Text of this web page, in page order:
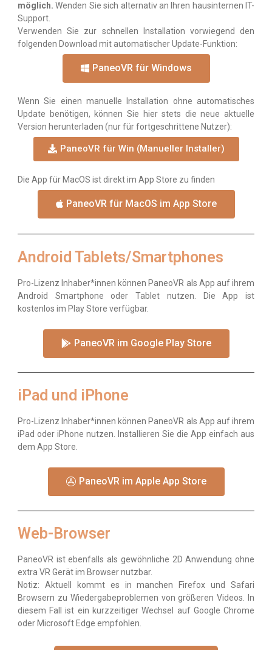
möglich. Wenden Sie sich alternativ an Ihren hausinternen IT-
Support.
Verwenden Sie zur schnellen Installation vorwiegend den
folgenden Download mit automatischer Update-Funktion:
PaneoVR für Windows
Wenn Sie einen manuelle Installation ohne automatisches
Update benötigen, können Sie hier stets die neue aktuelle
Version herunterladen (nur für fortgeschrittene Nutzer):
PaneoVR für Win (Manueller Installer)
Die App für MacOS ist direkt im App Store zu finden
PaneoVR für MacOS im App Store
Android Tablets/Smartphones
Pro-Lizenz Inhaber*innen können PaneoVR als App auf ihrem
Android Smartphone oder Tablet nutzen. Die App ist
kostenlos im Play Store verfügbar.
PaneoVR im Google Play Store
iPad und iPhone
Pro-Lizenz Inhaber*innen können PaneoVR als App auf ihrem
iPad oder iPhone nutzen. Installieren Sie die App einfach aus
dem App Store.
PaneoVR im Apple App Store
Web-Browser
PaneoVR ist ebenfalls als gewöhnliche 2D Anwendung ohne
extra VR Gerät im Browser nutzbar.
Notiz: Aktuell kommt es in manchen Firefox und Safari
Browsern zu Wiedergabeproblemen von größeren Videos. In
diesem Fall ist ein kurzzeitiger Wechsel auf Google Chrome
oder Microsoft Edge empfohlen.